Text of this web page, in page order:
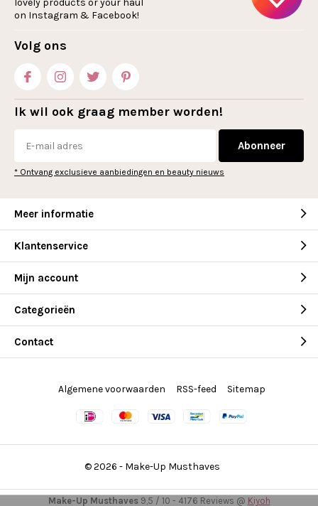
lovely products or your haul
on Instagram & Facebook!
Volg ons
Ik wil ook graag member worden!
Abonneer
* Ontvang exclusieve aanbiedingen en beauty nieuws
Meer informatie
Klantenservice
Mijn account
Categorieën
Contact
© 2026 - Make-Up Musthaves
Algemene voorwaarden RSS-feed Sitemap
Make-Up Musthaves9,5 / 10 - 4176 Reviews @ Kiyoh